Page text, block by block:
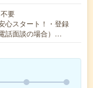
要
心スタート！・登録
話面談の場合）…